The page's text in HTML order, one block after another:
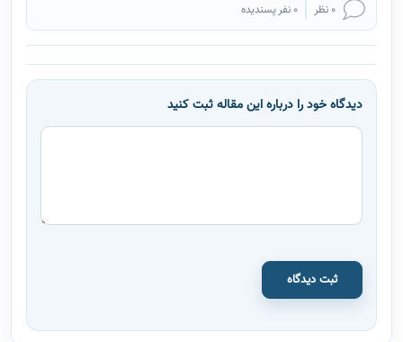
0 نظر 0 نفر پسندیده
دیدگاه خود را درباره این مقاله ثبت کنید
ثبت دیدگاه